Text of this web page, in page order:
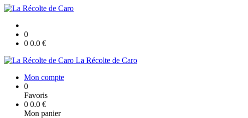
0
0 0.0 €
La Récolte de Caro
Mon compte
0
Favoris
0 0.0 €
Mon panier